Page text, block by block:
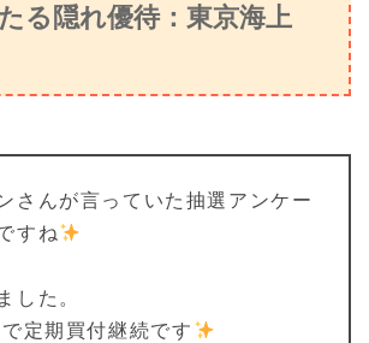
る隠れ優待：東京海上
さんが言っていた抽選アンケー
すね
した。
定期買付継続です